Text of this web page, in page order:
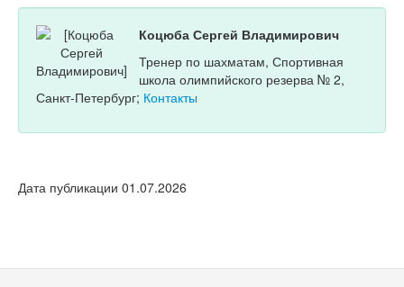
Коцюба Сергей Владимирович
Тренер по шахматам, Спортивная
школа олимпийского резерва № 2,
Санкт-Петербург; Контакты
Дата публикации 01.07.2026